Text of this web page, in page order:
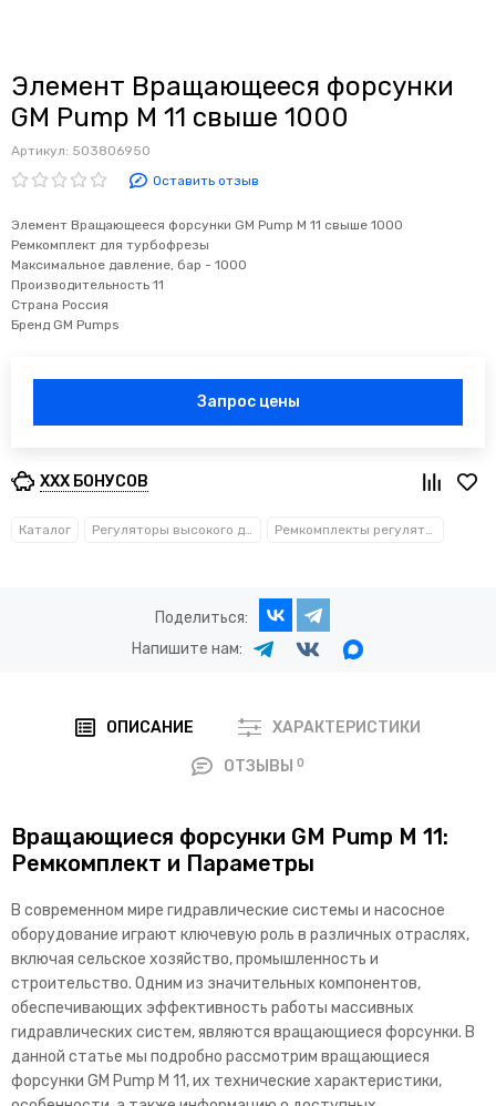
Элемент Вращающееся форсунки
GM Pump M 11 свыше 1000
Артикул: 503806950
Оставить отзыв
Элемент Вращающееся форсунки GM Pump M 11 свыше 1000
Ремкомплект для турбофрезы
Максимальное давление, бар - 1000
Производительность 11
Страна Россия
Бренд GM Pumps
Запрос цены
XXX БОНУСОВ
Каталог Регуляторы высокого давления Ремкомплекты регуляторов давления
Поделиться:
Напишите нам:
ОПИСАНИЕ ХАРАКТЕРИСТИКИ
ОТЗЫВЫ 0
Вращающиеся форсунки GM Pump M 11:
Ремкомплект и Параметры
В современном мире гидравлические системы и насосное
оборудование играют ключевую роль в различных отраслях,
включая сельское хозяйство, промышленность и
строительство. Одним из значительных компонентов,
обеспечивающих эффективность работы массивных
гидравлических систем, являются вращающиеся форсунки. В
данной статье мы подробно рассмотрим вращающиеся
форсунки GM Pump M 11, их технические характеристики,